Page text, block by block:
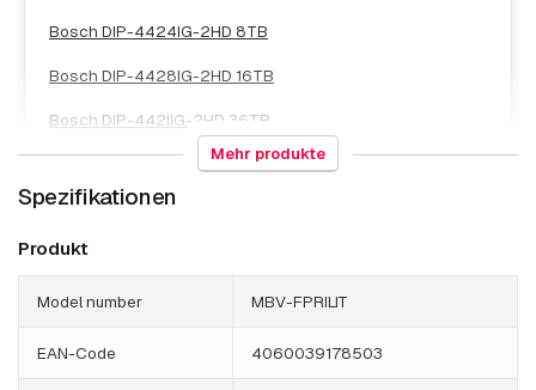
Bosch DIP-4424IG-2HD 8TB
Bosch DIP-4428IG-2HD 16TB
Bosch DIP-442IIG-2HD 36TB
Software
Mehr produkte
Spezifikationen
Produkt
Model number MBV-FPRILIT
EAN-Code 4060039178503